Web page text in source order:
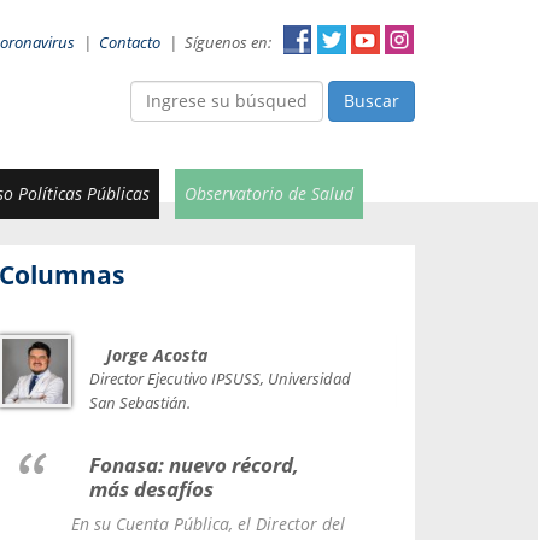
| Contacto | Síguenos en:
Buscar
Políticas Públicas Observatorio de Salud
Columnas
Jorge Acosta
Director Ejecutivo IPSUSS, Universidad
San Sebastián.
Fonasa: nuevo récord,
más desafíos
En su Cuenta Pública, el Director del